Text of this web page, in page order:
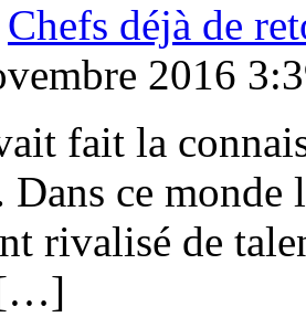
Chefs déjà de
2016
fait la
Dans ce
rivalisé de
[…]